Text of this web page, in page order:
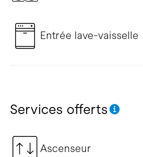
Entrée lave-vaisselle
Services offerts
Ascenseur